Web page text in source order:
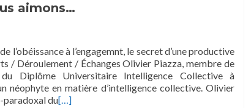
aimons…
l’obéissance à l’engagemnt, le secret d’une productive
/ Déroulement / Échanges Olivier Piazza, membre de
Diplôme Universitaire Intelligence Collective à
néophyte en matière d’intelligence collective. Olivier
paradoxal du[…]